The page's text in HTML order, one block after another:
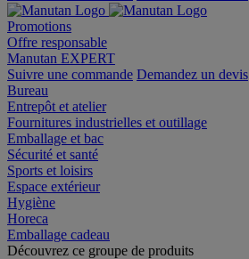
Promotions
Offre responsable
Manutan EXPERT
Suivre une commande Demandez un devis
Bureau
Entrepôt et atelier
Fournitures industrielles et outillage
Emballage et bac
Sécurité et santé
Sports et loisirs
Espace extérieur
Hygiène
Horeca
Emballage cadeau
Découvrez ce groupe de produits